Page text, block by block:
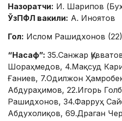
Назоратчи: И. Шарипов
ЎзПФЛ вакили: А. Иноятов
Гол: Ислом Рашидхонов (22)
“Насаф”: 35.Санжар
Шораҳмедов, 4.Мақсуд
Ғаниев, 7.Одилжон
Абдураҳимов, 22.Игорь
Рашидхонов, 34.Фарруҳ
Абдухолиқов, 69.Драган